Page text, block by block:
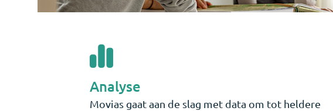
Analyse
Movias gaat aan de slag met data om tot heldere